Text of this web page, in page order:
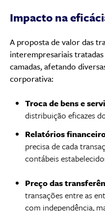
Impacto na
A proposta de valor das
interempresariais
camadas, afetando
corporativa:
Troca de bens e
distribuição eficazes
Relatórios
precisa de cada
contábeis
Preço das
transações entre as
com independência,